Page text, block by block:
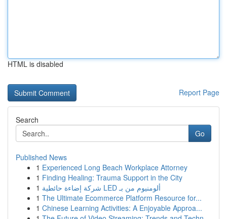
HTML is disabled
Report Page
Search
Go
Published News
1 Experienced Long Beach Workplace Attorney
1 Finding Healing: Trauma Support in the City
1
شركة إضاءة حائطية LED ألومنيوم من بـ
1 The Ultimate Ecommerce Platform Resource for...
1 Chinese Learning Activities: A Enjoyable Approa...